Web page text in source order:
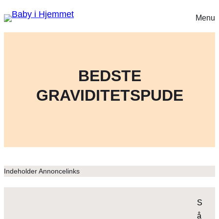
Menu
BEDSTE
GRAVIDITETSPUDE
Indeholder Annoncelinks
S
å